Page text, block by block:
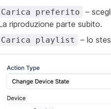
Carica preferito
–
riproduzione parte subito.
Carica playlist – lo